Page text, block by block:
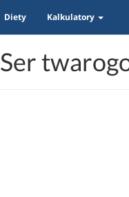
Diety Kalkulatory
Ser